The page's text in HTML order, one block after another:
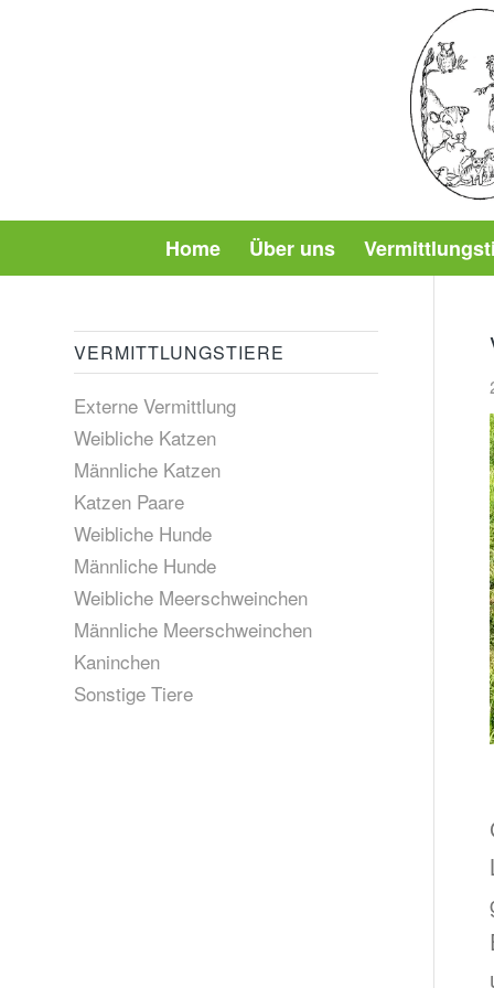
Home Über uns
VERMITTLUNGSTIERE
Externe Vermittlung
Weibliche Katzen
Männliche Katzen
Katzen Paare
Weibliche Hunde
Männliche Hunde
Weibliche Meerschweinchen
Männliche Meerschweinchen
Kaninchen
Sonstige Tiere